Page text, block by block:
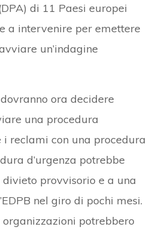
di 11 Paesi europei
a intervenire per emettere
un’indagine
ora decidere
una procedura
i reclami con una procedura
d’urgenza potrebbe
provvisorio e a una
nel giro di pochi mesi.
potrebbero